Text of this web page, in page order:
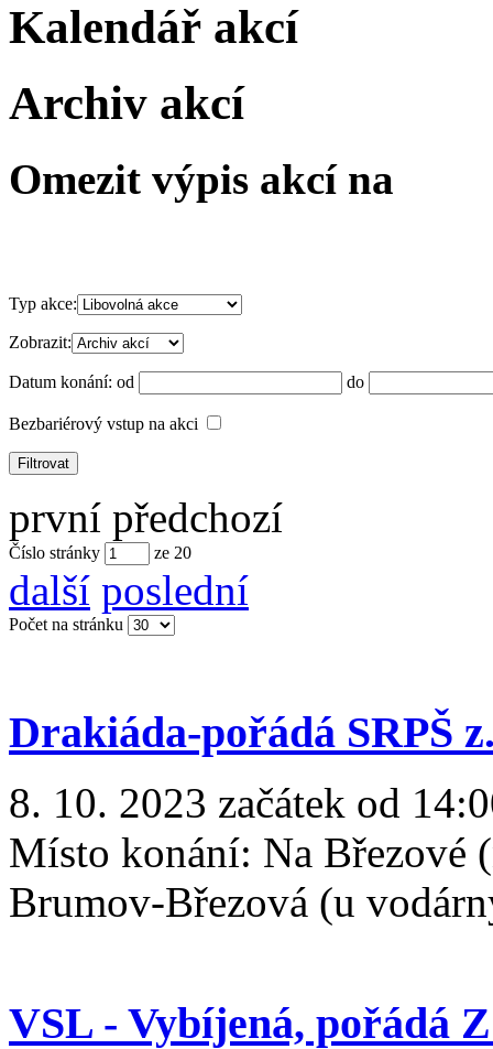
Kalendář akcí
Archiv akcí
Omezit výpis akcí na
Typ akce:
Zobrazit:
Datum konání: od do
Bezbariérový vstup na akci
první předchozí
Číslo stránky ze 20
další poslední
Počet na stránku
Drakiáda-pořádá SRPŠ
8. 10. 2023 začátek od
Místo konání: Na Březové
Brumov-Březová (u
VSL - Vybíjená, pořádá